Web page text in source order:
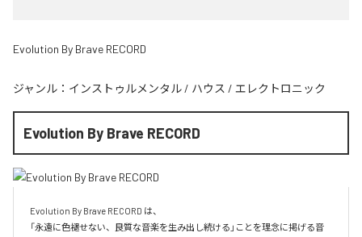
Evolution By Brave RECORD
ジャンル： インストゥルメンタル / ハウス / エレクトロニック
Evolution By Brave RECORD
Evolution By Brave RECORD は、
「永遠に色褪せない、良質な音楽を生み出し続ける」ことを理念に掲げる音